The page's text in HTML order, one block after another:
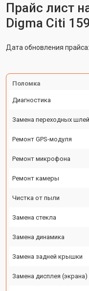
Прайс лист
Digma Citi
Дата обновления
Поломка
Диагностика
Замена переходных
Ремонт GPS-модуля
Ремонт микрофона
Ремонт камеры
Чистка от пыли
Замена стекла
Замена динамика
Замена задней крышки
Замена дисплея (экрана)